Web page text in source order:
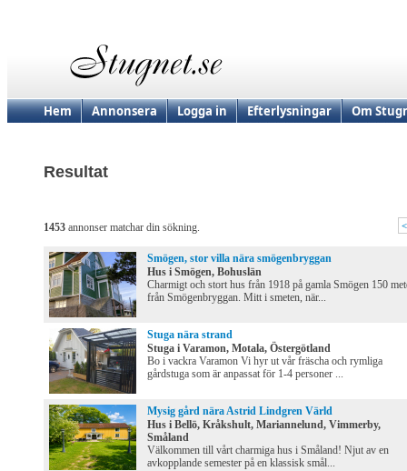
Hem Annonsera Logga in Efterlysningar Om
Resultat
1453 annonser matchar din sökning.
Smögen, stor villa nära smögenbryggan
Hus i Smögen, Bohuslän
Charmigt och stort hus från 1918 på gamla Smögen 150
från Smögenbryggan. Mitt i smeten, när...
Stuga nära strand
Stuga i Varamon, Motala, Östergötland
Bo i vackra Varamon Vi hyr ut vår fräscha och rymliga
gårdstuga som är anpassat för 1-4 personer ...
Mysig gård nära Astrid Lindgren Värld
Hus i Bellö, Kråkshult, Mariannelund, Vimmerby,
Småland
Välkommen till vårt charmiga hus i Småland! Njut av en
avkopplande semester på en klassisk smål...